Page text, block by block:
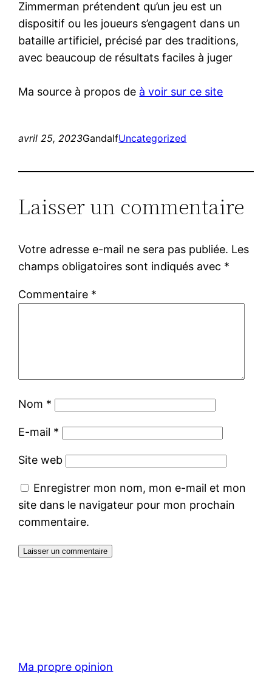
Zimmerman prétendent qu’un jeu est un
dispositif ou les joueurs s’engagent dans un
bataille artificiel, précisé par des traditions,
avec beaucoup de résultats faciles à juger
Ma source à propos de à voir sur ce site
avril 25, 2023GandalfUncategorized
Laisser un commentaire
Votre adresse e-mail ne sera pas publiée. Les
champs obligatoires sont indiqués avec *
Commentaire *
Nom *
E-mail *
Site web
Enregistrer mon nom, mon e-mail et mon
site dans le navigateur pour mon prochain
commentaire.
Ma propre opinion